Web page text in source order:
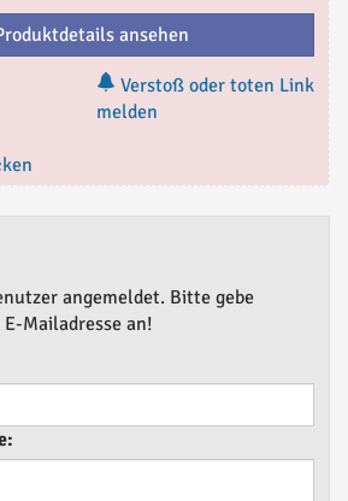
ansehen
Verstoß oder toten Link
melden
angemeldet. Bitte gebe
Mailadresse an!